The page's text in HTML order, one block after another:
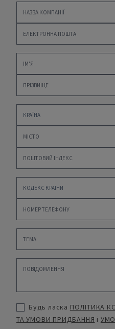
Будь ласка ПОЛІТИКА
ТА УМОВИ ПРИДБАННЯ і